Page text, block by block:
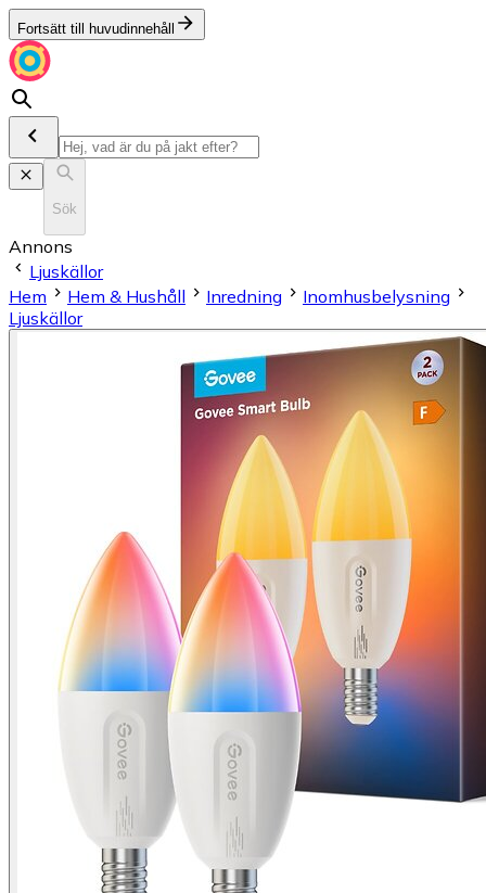
Fortsätt till huvudinnehåll
Sök
Annons
Ljuskällor
Hem
Hem & Hushåll Inredning
Inomhusbelysning
Ljuskällor